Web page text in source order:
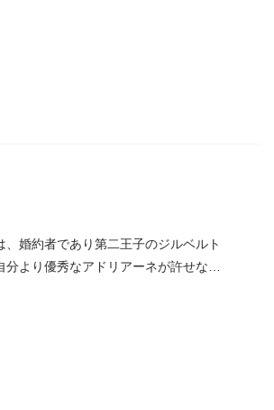
婚約者であり第二王子のジルベルト
より優秀なアドリアーネが許せなか